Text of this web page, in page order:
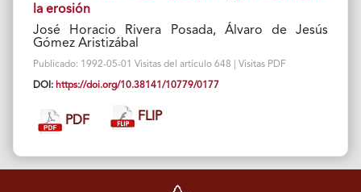
la erosión
José Horacio Rivera Posada, Álvaro de Jesús
Gómez Aristizábal
Publicado: 1992-05-01 Visitas del artículo 648 | Visitas PDF
DOI: https://doi.org/10.38141/10779/0177
PDF FLIP